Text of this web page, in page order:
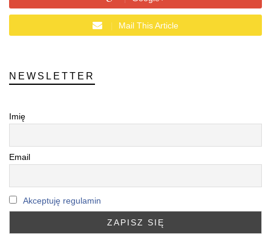
Mail This Article
NEWSLETTER
Imię
Email
Akceptuję regulamin